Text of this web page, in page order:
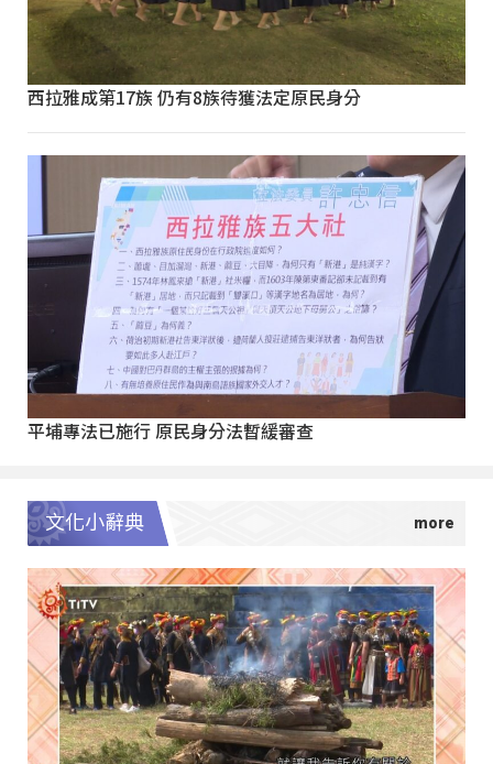
西拉雅成第17族 仍有8族待獲法定原民身分
平埔專法已施行 原民身分法暫緩審查
文化小辭典